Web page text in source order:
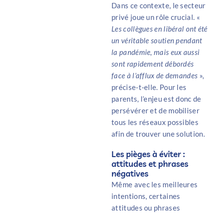
Dans ce contexte, le secteur
privé joue un rôle crucial. «
Les collègues en libéral ont été
un véritable soutien pendant
la pandémie, mais eux aussi
sont rapidement débordés
face à l’afflux de demandes »,
précise-t-elle. Pour les
parents, l’enjeu est donc de
persévérer et de mobiliser
tous les réseaux possibles
afin de trouver une solution.
Les pièges à éviter :
attitudes et phrases
négatives
Même avec les meilleures
intentions, certaines
attitudes ou phrases